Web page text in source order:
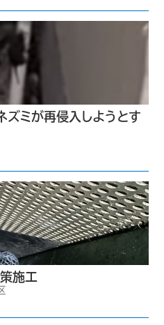
ズミが再侵入しようとす
施工